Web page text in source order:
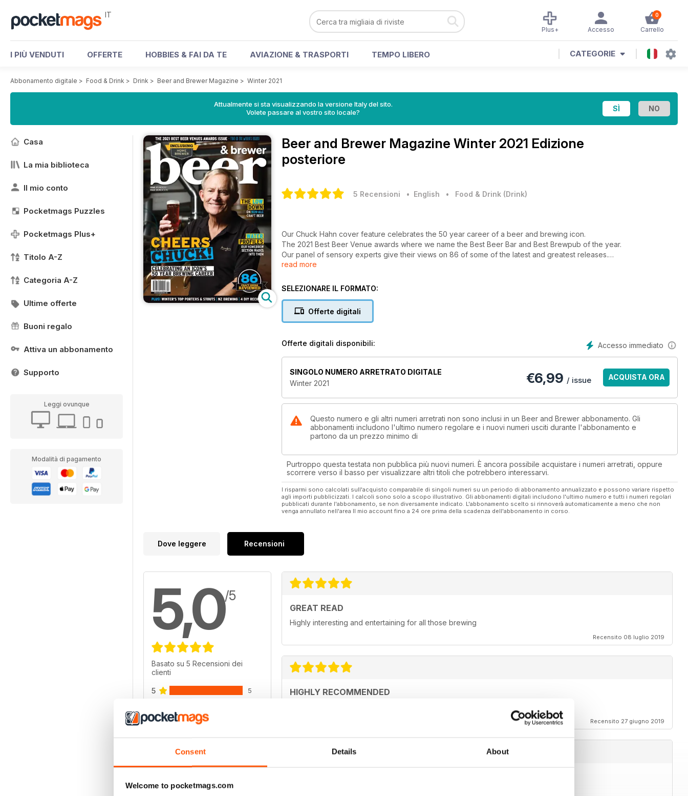
Consent Details About
Welcome to pocketmags.com
IT 0
Carrello
Accesso
Plus+
I PIÙ VENDUTI OFFERTE HOBBIES & FAI DA TE AVIAZIONE & TRASPORTI TEMPO LIBERO CATEGORIE
Abbonamento digitale > Food & Drink > Drink > Beer and Brewer Magazine > Winter 2021
Attualmente si sta visualizzando la versione Italy del sito.
Volete passare al vostro sito locale?
Casa
La mia biblioteca
Il mio conto
Pocketmags Puzzles
Pocketmags Plus+
Titolo A-Z
Categoria A-Z
Ultime offerte
Buoni regalo
Attiva un abbonamento
Supporto
Leggi ovunque
Modalità di pagamento
Beer and Brewer Magazine Winter 2021 Edizione
posteriore
5 Recensioni • English • Food & Drink (Drink)
Our Chuck Hahn cover feature celebrates the 50 year career of a beer and brewing icon.
The 2021 Best Beer Venue awards where we name the Best Beer Bar and Best Brewpub of the year.
Our panel of sensory experts give their views on 86 of some of the latest and greatest releases.
The dedicated HomeBrewer section looks at, among other things, choosing water profiles, Brown Ales, the New
And so much more.
read more
SELEZIONARE IL FORMATO:
Offerte digitali
Accesso immediato
Offerte digitali disponibili:
SINGOLO NUMERO ARRETRATO DIGITALE
Winter 2021
€6,99 / issue ACQUISTA ORA
Questo numero e gli altri numeri arretrati non sono inclusi in un Beer and Brewer abbonamento. Gli
abbonamenti includono l'ultimo numero regolare e i nuovi numeri usciti durante l'abbonamento e
partono da un prezzo minimo di
Purtroppo questa testata non pubblica più nuovi numeri. È ancora possibile acquistare i numeri arretrati, oppure
scorrere verso il basso per visualizzare altri titoli che potrebbero interessarvi.
I risparmi sono calcolati sull'acquisto comparabile di singoli numeri su un periodo di abbonamento annualizzato e possono variare rispetto
agli importi pubblicizzati. I calcoli sono solo a scopo illustrativo. Gli abbonamenti digitali includono l'ultimo numero e tutti i numeri regolari
pubblicati durante l'abbonamento, se non diversamente indicato. L'abbonamento scelto si rinnoverà automaticamente a meno che non
venga annullato nell'area Il mio account fino a 24 ore prima della scadenza dell'abbonamento in corso.
Dove leggere Recensioni
5,0/5
Basato su 5 Recensioni dei
clienti
5 5
3
2 0
VISUALIZZA LE RECENSIONI
GREAT READ
Highly interesting and entertaining for all those brewing
Recensito 08 luglio 2019
HIGHLY RECOMMENDED
Recensito 27 giugno 2019